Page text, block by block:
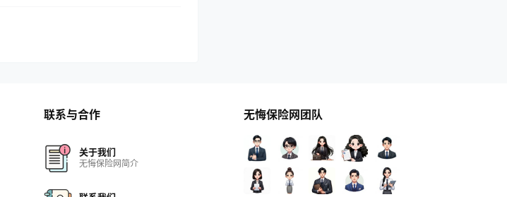
联系与合作
关于我们
无悔保险网简介
无悔保险网团队